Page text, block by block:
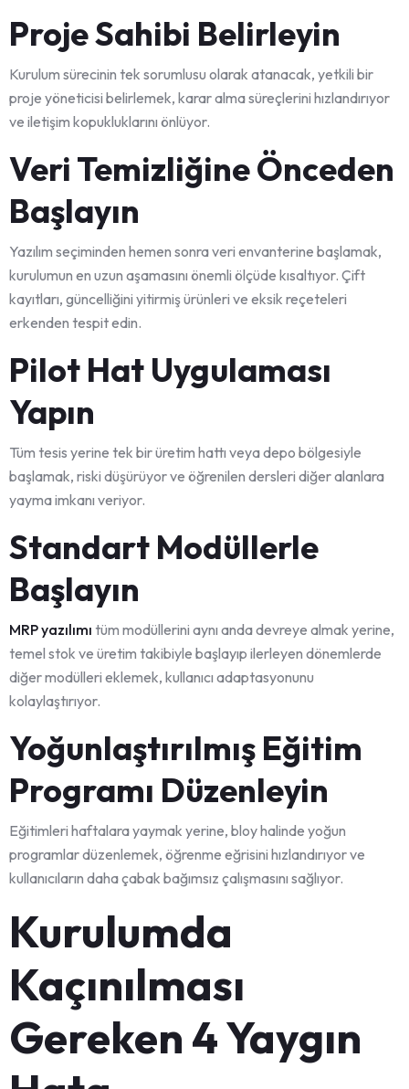
Proje Sahibi Belirleyin
Kurulum sürecinin tek sorumlusu olarak atanacak, yetkili bir
proje yöneticisi belirlemek, karar alma süreçlerini hızlandırıyor
ve iletişim kopukluklarını önlüyor.
Veri Temizliğine Önceden
Başlayın
Yazılım seçiminden hemen sonra veri envanterine başlamak,
kurulumun en uzun aşamasını önemli ölçüde kısaltıyor. Çift
kayıtları, güncelliğini yitirmiş ürünleri ve eksik reçeteleri
erkenden tespit edin.
Pilot Hat Uygulaması
Yapın
Tüm tesis yerine tek bir üretim hattı veya depo bölgesiyle
başlamak, riski düşürüyor ve öğrenilen dersleri diğer alanlara
yayma imkanı veriyor.
Standart Modüllerle
Başlayın
MRP yazılımı tüm modüllerini aynı anda devreye almak yerine,
temel stok ve üretim takibiyle başlayıp ilerleyen dönemlerde
diğer modülleri eklemek, kullanıcı adaptasyonunu
kolaylaştırıyor.
Yoğunlaştırılmış Eğitim
Programı Düzenleyin
Eğitimleri haftalara yaymak yerine, bloy halinde yoğun
programlar düzenlemek, öğrenme eğrisini hızlandırıyor ve
kullanıcıların daha çabak bağımsız çalışmasını sağlıyor.
Kurulumda
Kaçınılması
Gereken 4 Yaygın